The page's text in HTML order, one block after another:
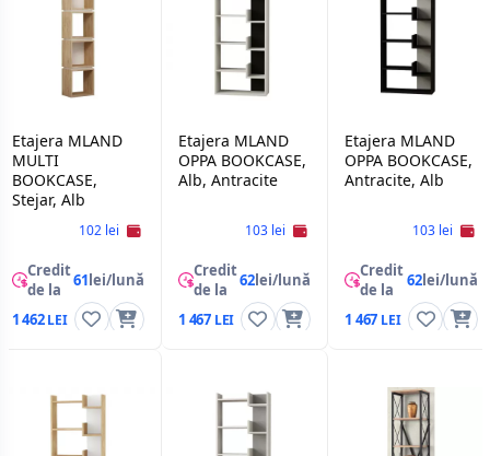
Etajera MLAND
MULTI
BOOKCASE,
Stejar, Alb
102 lei
Credit
de la
61lei/lună
1 462
Etajera MLAND
OPPA BOOKCASE,
Alb, Antracite
103 lei
Credit
de la
62lei/lună
1 467
Etajera MLAND
OPPA BOOKCASE,
Antracite, Alb
103 lei
Credit
de la
62lei/lună
1 467